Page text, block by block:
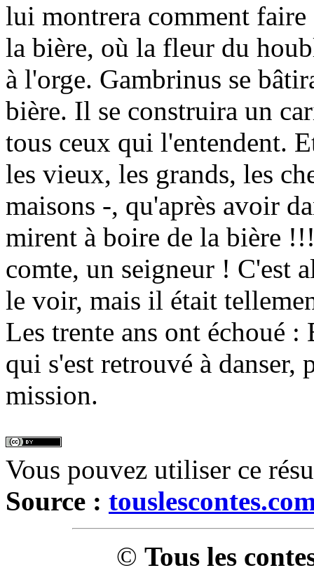
lui montrera comment
la bière, où la fleur du
à l'orge. Gambrinus se
bière. Il se construira un
tous ceux qui l'entendent.
les vieux, les grands, les
maisons -, qu'après avoir
mirent à boire de la bière
comte, un seigneur ! C'est
le voir, mais il était
Les trente ans ont échoué
qui s'est retrouvé à danser,
mission.
Vous pouvez utiliser ce
Source :
© Tous les